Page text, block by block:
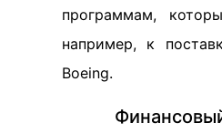
программам,
например, к
Boeing.